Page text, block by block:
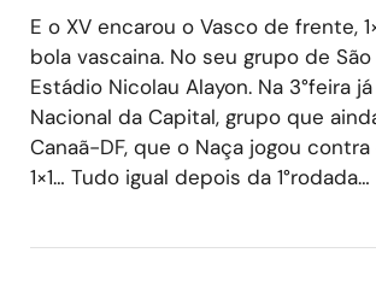
E o XV encarou o Vasco de frente,
bola vascaina. No seu grupo de São
Estádio Nicolau Alayon. Na 3°feira
Nacional da Capital, grupo que
Canaã-DF, que o Naça jogou
1×1… Tudo igual depois da 1°rodada…